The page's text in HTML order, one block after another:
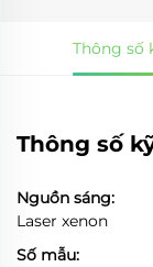
Thông số
Thông số
Nguồn sáng:
Laser xenon
Số mẫu: